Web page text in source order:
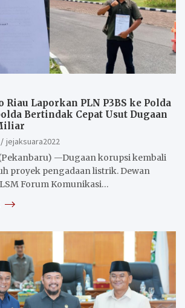
Laporkan PLN P3BS ke Polda
Bertindak Cepat Usut Dugaan
jejaksuara2022
—Dugaan korupsi kembali
proyek pengadaan listrik. Dewan
Forum Komunikasi…